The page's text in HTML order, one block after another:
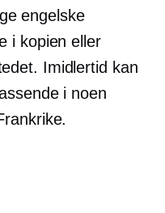
engelske
i kopien eller
Imidlertid kan
i noen